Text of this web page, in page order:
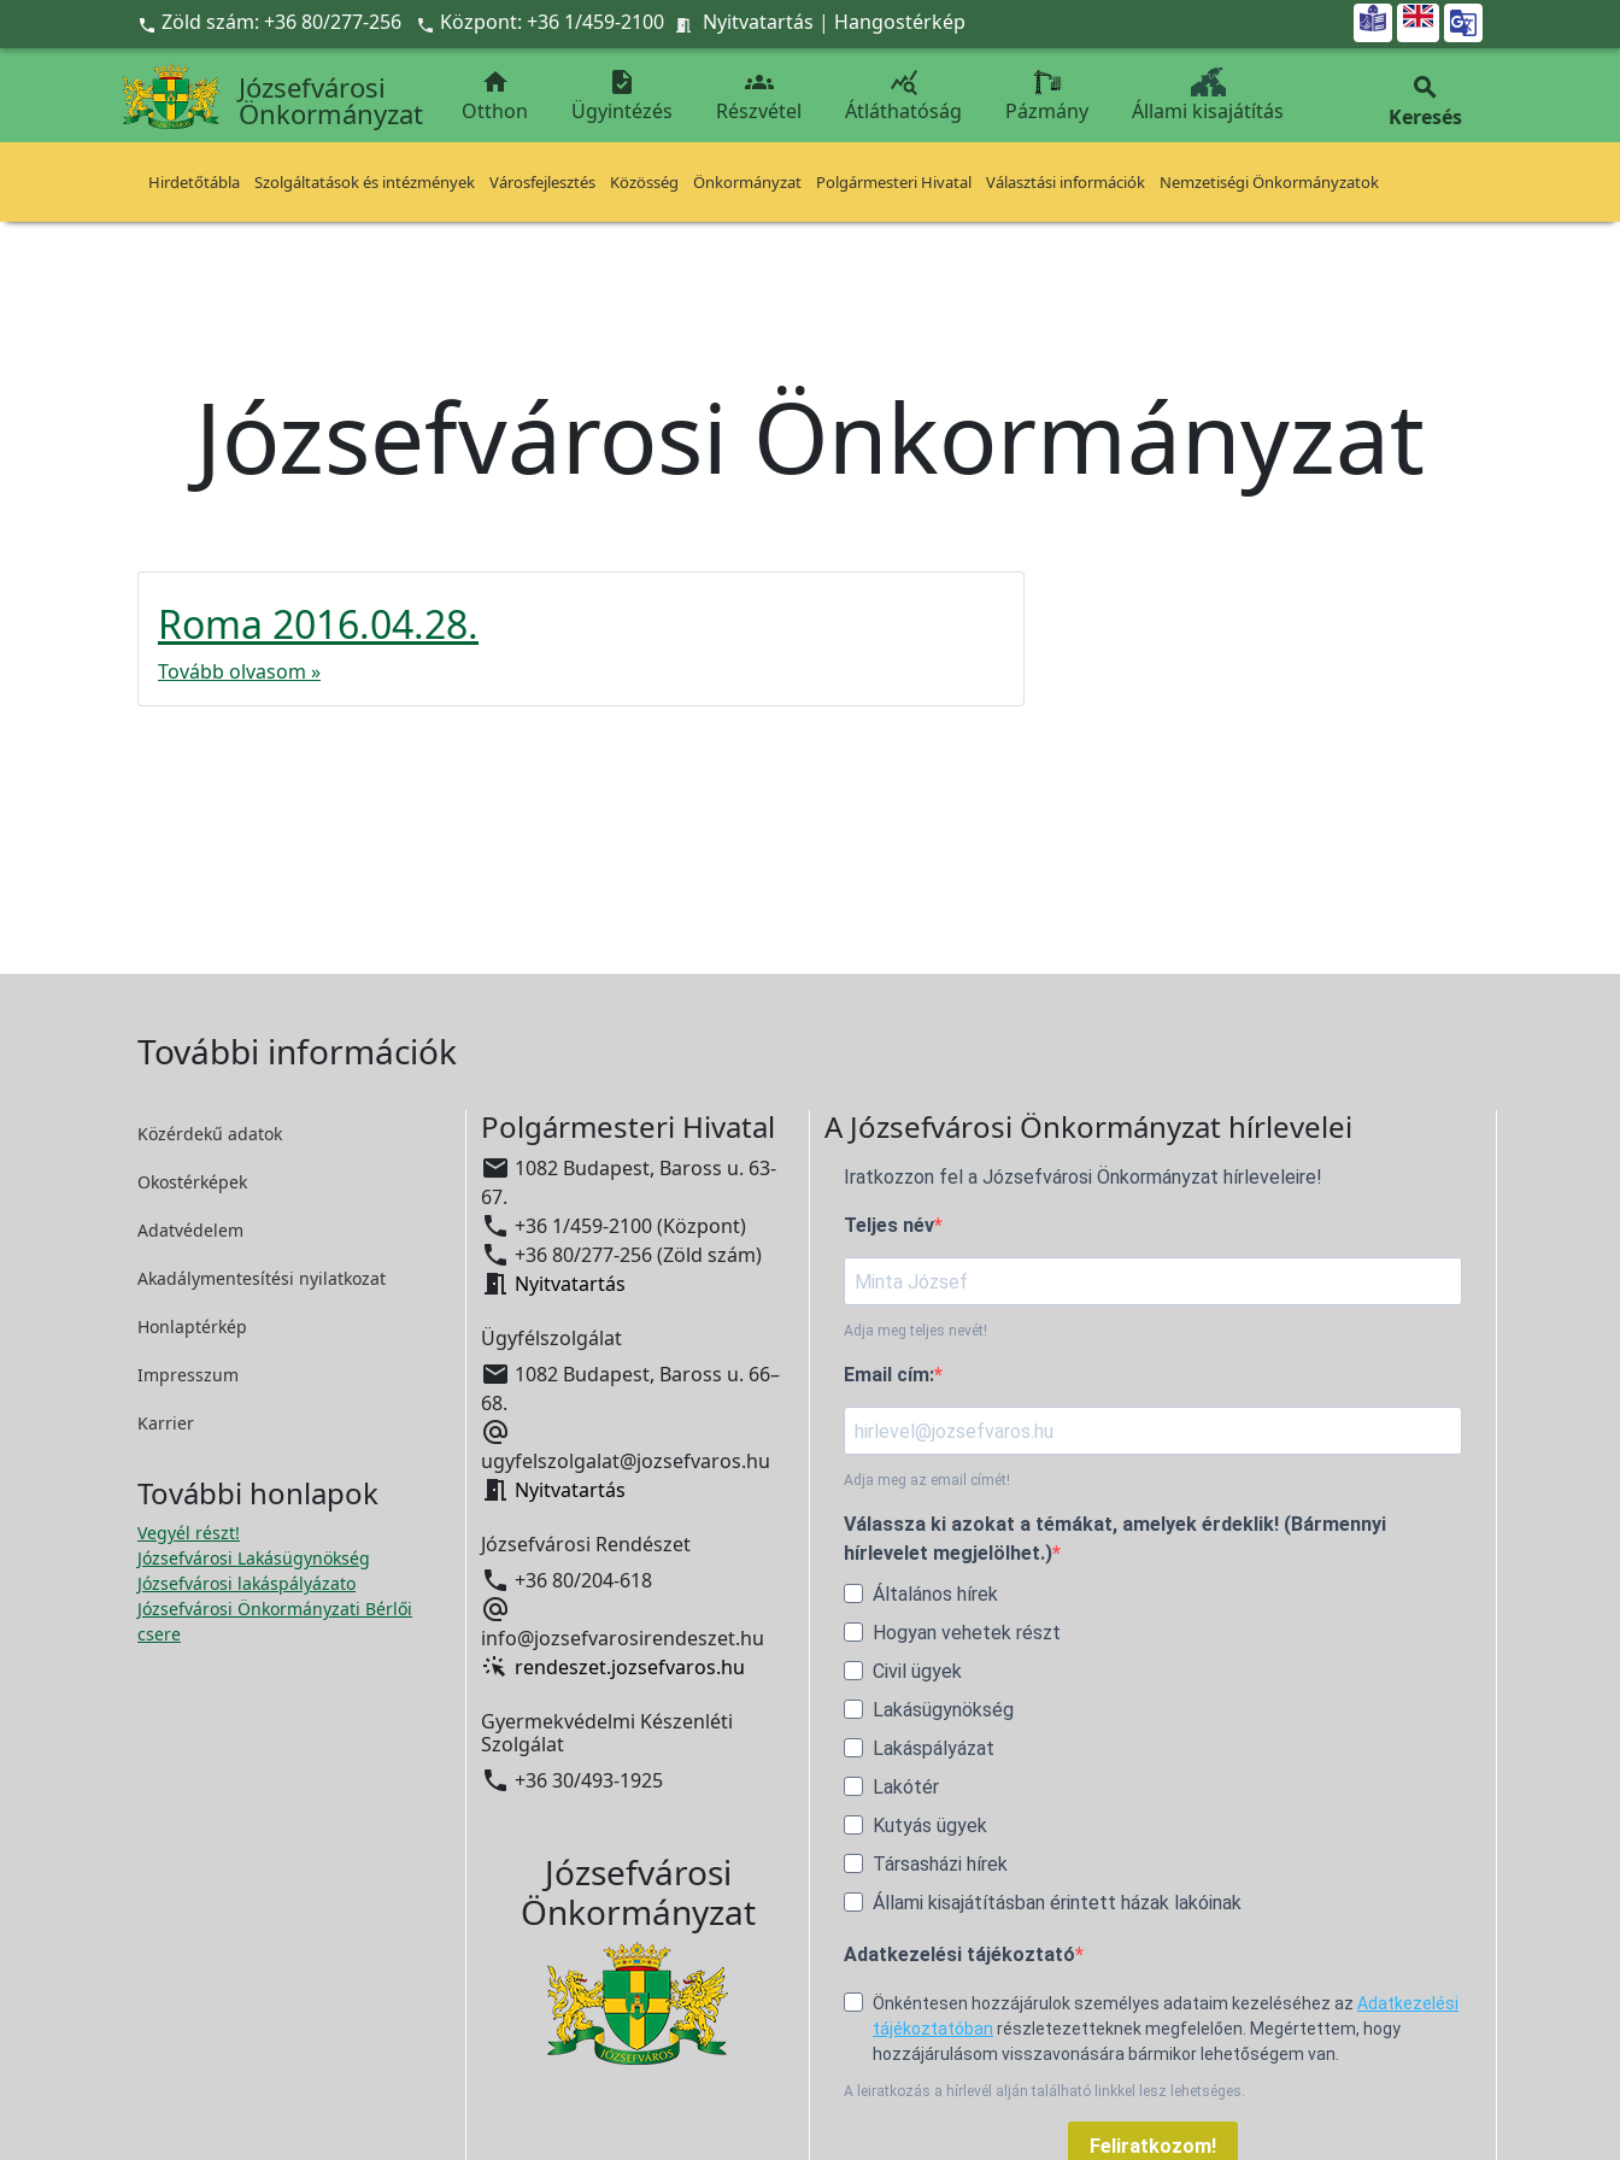
Ugrás a fő tartalomra
 Zöld szám: +36 80/277-256  Központ: +36 1/459-2100  Nyitvatartás | Hangostérkép 
Józsefvárosi
Önkormányzat

Otthon

Ügyintézés

Részvétel

Átláthatóság Pázmány Állami kisajátítás

Keresés
Hirdetőtábla Szolgáltatások és intézmények Városfejlesztés Közösség Önkormányzat Polgármesteri Hivatal Választási információk Nemzetiségi Önkormányzatok
Józsefvárosi Önkormányzat
Roma 2016.04.28.
Tovább olvasom »
További információk
Közérdekű adatok
Okostérképek
Adatvédelem
Akadálymentesítési nyilatkozat
Honlaptérkép
Impresszum
Karrier
További honlapok
Vegyél részt!
Józsefvárosi Lakásügynökség
Józsefvárosi lakáspályázato
Józsefvárosi Önkormányzati Bérlői
csere
Polgármesteri Hivatal
 1082 Budapest, Baross u. 63-
67.
 +36 1/459-2100 (Központ)
 +36 80/277-256 (Zöld szám)
 Nyitvatartás
Ügyfélszolgálat
 1082 Budapest, Baross u. 66–
68.

ugyfelszolgalat@jozsefvaros.hu
 Nyitvatartás
Józsefvárosi Rendészet
 +36 80/204-618

info@jozsefvarosirendeszet.hu
rendeszet.jozsefvaros.hu
Gyermekvédelmi Készenléti
Szolgálat
 +36 30/493-1925
Józsefvárosi
Önkormányzat
A Józsefvárosi Önkormányzat hírlevelei
Iratkozzon fel a Józsefvárosi Önkormányzat hírleveleire!
Teljes név
Adja meg teljes nevét!
Email cím:
Adja meg az email címét!
Válassza ki azokat a témákat, amelyek érdeklik! (Bármennyi
hírlevelet megjelölhet.)
Általános hírek
Hogyan vehetek részt
Civil ügyek
Lakásügynökség
Lakáspályázat
Lakótér
Kutyás ügyek
Társasházi hírek
Állami kisajátításban érintett házak lakóinak
Adatkezelési tájékoztató
Önkéntesen hozzájárulok személyes adataim kezeléséhez az Adatkezelési
tájékoztatóban részletezetteknek megfelelően. Megértettem, hogy
hozzájárulásom visszavonására bármikor lehetőségem van.
A leiratkozás a hírlevél alján található linkkel lesz lehetséges.
Feliratkozom!